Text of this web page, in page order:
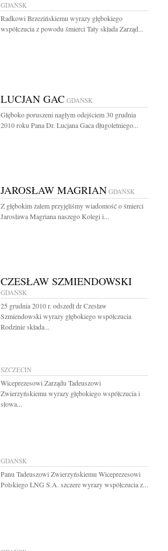
GDAŃSK
Radkowi Brzezińskiemu wyrazy głębokiego
współczucia z powodu śmierci Taty składa Zarząd...
LUCJAN GAC GDAŃSK
Głęboko poruszeni nagłym odejściem 30 grudnia
2010 roku Pana Dr. Lucjana Gaca długoletniego...
JAROSŁAW MAGRIAN GDAŃSK
Z głębokim żalem przyjęliśmy wiadomość o śmierci
Jarosława Magriana naszego Kolegi i...
CZESŁAW SZMIENDOWSKI
GDAŃSK
25 grudnia 2010 r. odszedł dr Czesław
Szmiendowski wyrazy głębokiego współczucia
Rodzinie składa...
SZCZECIN
Wiceprezesowi Zarządu Tadeuszowi
Zwierzyńskiemu wyrazy głębokiego współczucia i
słowa...
GDAŃSK
Panu Tadeuszowi Zwierzyńskiemu Wiceprezesowi
Polskiego LNG S.A. szczere wyrazy współczucia z...